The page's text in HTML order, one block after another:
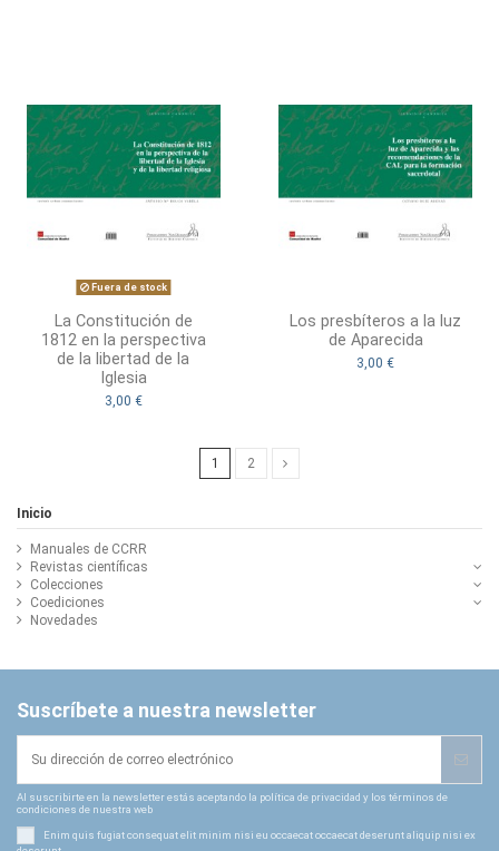
Fuera de stock
La Constitución de
1812 en la perspectiva
de la libertad de la
Iglesia
3,00 €
Los presbíteros a la luz
de Aparecida
3,00 €
1 2
Inicio
Manuales de CCRR
Revistas científicas
Colecciones
Coediciones
Novedades
Suscríbete a nuestra newsletter
Al suscribirte en la newsletter estás aceptando la política de privacidad y los términos de
condiciones de nuestra web
Enim quis fugiat consequat elit minim nisi eu occaecat occaecat deserunt aliquip nisi ex